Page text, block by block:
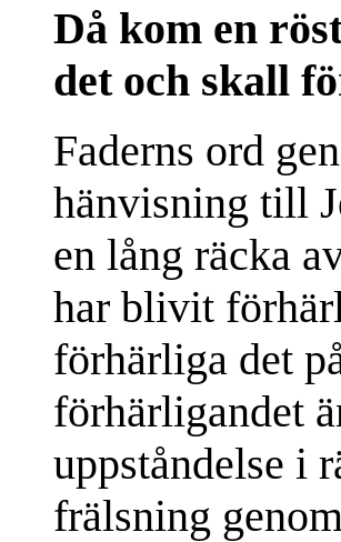
Då kom en
det och skall
Faderns ord
hänvisning till
en lång räcka
har blivit
förhärliga det
förhärligandet
uppståndelse i
frälsning